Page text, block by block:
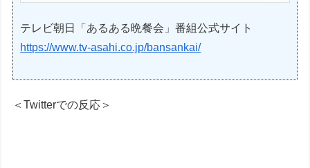
テレビ朝日「あるある晩餐会」番組公式サイト
https://www.tv-asahi.co.jp/bansankai/
＜Twitterでの反応＞